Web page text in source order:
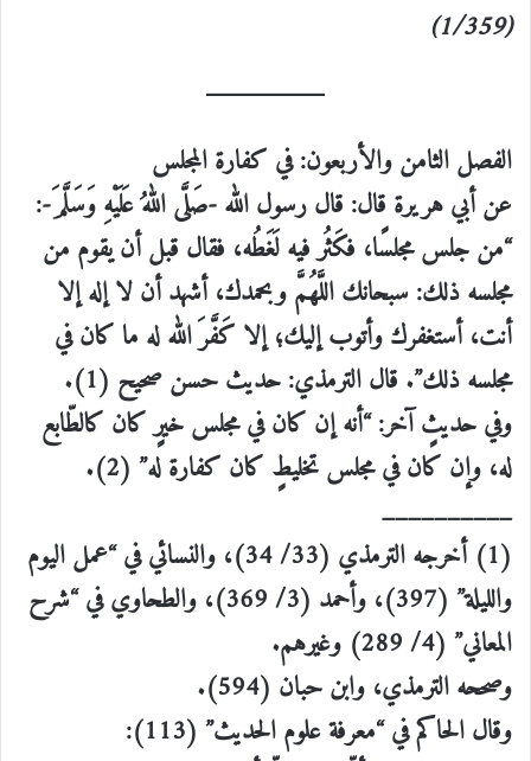
(1/359)
الفصل الثامن والأربعون: في كفارة المجلس
عن أبي هريرة قال: قال رسول الله -صَلَّى اللهُ عَلَيْهِ وَسَلَّمَ-:
“من جلس مجلسًا، فكَثُر فيه لَغَطُه، فقال قبل أن يقوم من
مجلسه ذلك: سبحانك اللَّهُمَّ وبحمدك، أشهد أن لا إله إلا
أنت، أستغفرك وأتوب إليك؛ إلا كَفَّرَ الله له ما كان في
مجلسه ذلك”. قال الترمذي: حديث حسن صحيح (1).
وفي حديثٍ آخر: “أنه إن كان في مجلس خيرٍ كان كالطّابع
له، وإن كان في مجلس تخليطٍ كان كفارة له” (2).
__________
(1) أخرجه الترمذي (33/ 34)، والنسائي في “عمل اليوم
والليلة” (397)، وأحمد (3/ 369)، والطحاوي في “شرح
المعاني” (4/ 289) وغيرهم.
وصححه الترمذي، وابن حبان (594).
وقال الحاكم في “معرفة علوم الحديث” (113):